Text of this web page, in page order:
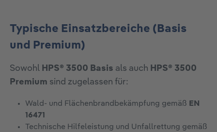
Typische Einsatzbereiche (Basis
und Premium)
Sowohl HPS® 3500 Basis als auch HPS® 3500
Premium sind zugelassen für:
Wald- und Flächenbrandbekämpfung gemäß EN
16471
Technische Hilfeleistung und Unfallrettung gemäß